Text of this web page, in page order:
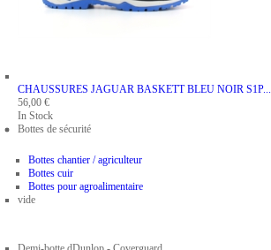
CHAUSSURES JAGUAR BASKETT BLEU NOIR S1P...
56,00 €
In Stock
Bottes de sécurité
Bottes chantier / agriculteur
Bottes cuir
Bottes pour agroalimentaire
vide